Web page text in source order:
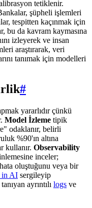
tetiklenir.
şüpheli işlemleri
tespitten kaçınmak için
bu da kavram kaymasına
izleyerek ve insan
araştırarak, veri
tanımak için modelleri
#
yararlıdır çünkü
Model İzleme tipik
odaklanır, belirli
%90'ın altına
kullanır. Observability
inceler;
hata oluştuğunu veya bir
in AI sergileyip
ayrıntılı logs ve